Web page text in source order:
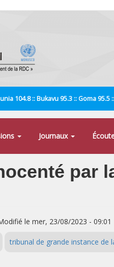
104.8 :: Bukavu 95.3 :: Goma
Journaux
par
le mer, 23/08/2023 - 09:01
tribunal de grande instance de